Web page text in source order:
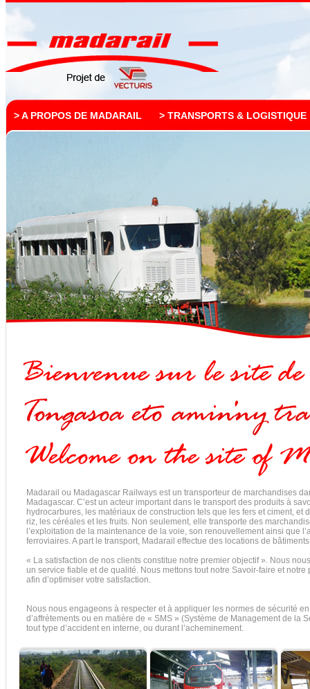
> A PROPOS DE MADARAIL > TRANSPORTS & LOGISTIQUE
Madarail ou Madagascar Railways est un transporteur de marchandises
Madagascar. C’est un acteur important dans le transport des produits à
hydrocarbures, les matériaux de construction tels que les fers et ciment, et
riz, les céréales et les fruits. Non seulement, elle transporte des
l’exploitation de la maintenance de la voie, son renouvellement ainsi que
ferroviaires. A part le transport, Madarail effectue des locations de
« La satisfaction de nos clients constitue notre premier objectif ». Nous
un service fiable et de qualité. Nous mettons tout notre Savoir-faire et
afin d’optimiser votre satisfaction.
Nous nous engageons à respecter et à appliquer les normes de sécurité
d’affrètements ou en matière de « SMS » (Système de Management de la
tout type d’accident en interne, ou durant l’acheminement.